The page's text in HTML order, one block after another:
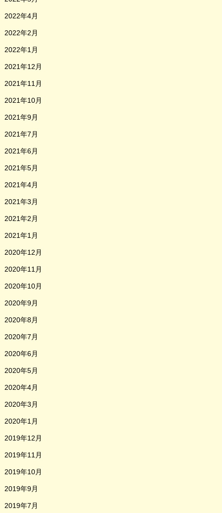
2022年4月
2022年2月
2022年1月
2021年12月
2021年11月
2021年10月
2021年9月
2021年7月
2021年6月
2021年5月
2021年4月
2021年3月
2021年2月
2021年1月
2020年12月
2020年11月
2020年10月
2020年9月
2020年8月
2020年7月
2020年6月
2020年5月
2020年4月
2020年3月
2020年1月
2019年12月
2019年11月
2019年10月
2019年9月
2019年7月